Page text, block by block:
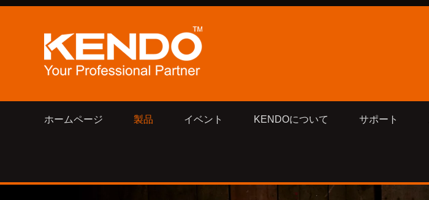
ホームページ 製品 イベント KENDOについて サポート